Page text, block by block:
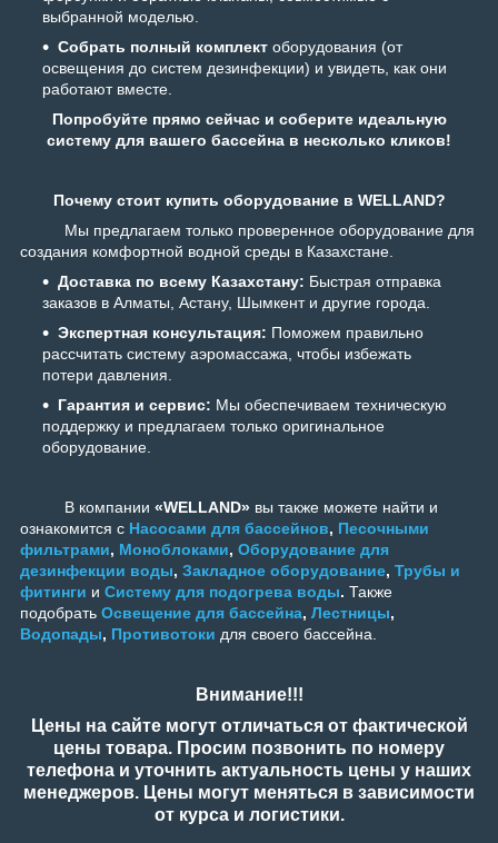
выбранной моделью.
Собрать полный комплект оборудования (от
освещения до систем дезинфекции) и увидеть, как они
работают вместе.
Попробуйте прямо сейчас и соберите идеальную
систему для вашего бассейна в несколько кликов!
Почему стоит купить оборудование в WELLAND?
Мы предлагаем только проверенное оборудование для
создания комфортной водной среды в Казахстане.
Доставка по всему Казахстану: Быстрая отправка
заказов в Алматы, Астану, Шымкент и другие города.
Экспертная консультация: Поможем правильно
рассчитать систему аэромассажа, чтобы избежать
потери давления.
Гарантия и сервис: Мы обеспечиваем техническую
поддержку и предлагаем только оригинальное
оборудование.
В компании «WELLAND» вы также можете найти и
ознакомится с Насосами для бассейнов, Песочными
фильтрами, Моноблоками, Оборудование для
дезинфекции воды, Закладное оборудование, Трубы и
фитинги и Систему для подогрева воды. Также
подобрать Освещение для бассейна, Лестницы,
Водопады, Противотоки для своего бассейна.
Внимание!!!
Цены на сайте могут отличаться от фактической
цены товара. Просим позвонить по номеру
телефона и уточнить актуальность цены у наших
менеджеров. Цены могут меняться в зависимости
от курса и логистики.